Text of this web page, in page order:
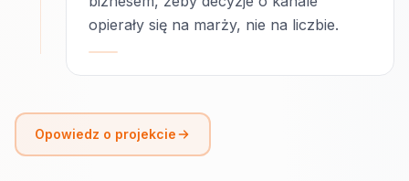
opierały się na marży, nie na liczbie.
Opowiedz o projekcie